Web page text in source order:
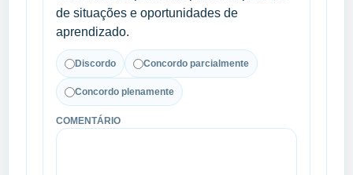
de situações e oportunidades de
aprendizado.
Discordo Concordo parcialmente
Concordo plenamente
COMENTÁRIO